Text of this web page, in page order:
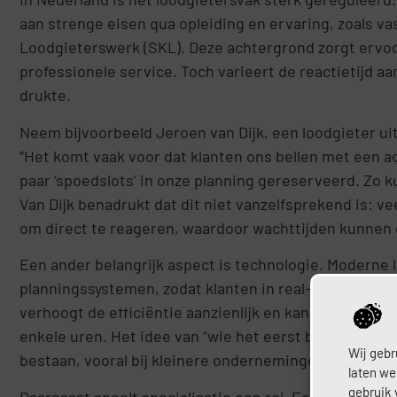
Wij
laten
gebruik
aan strenge eisen qua opleiding en ervaring, zoals
Loodgieterswerk (SKL). Deze achtergrond zorgt
professionele service. Toch varieert de reactietijd
drukte.
Neem bijvoorbeeld Jeroen van Dijk, een loodgieter
“Het komt vaak voor dat klanten ons bellen met een
paar ‘spoedslots’ in onze planning gereserveerd. Zo
Van Dijk benadrukt dat dit niet vanzelfsprekend is:
om direct te reageren, waardoor wachttijden kunnen
Een ander belangrijk aspect is technologie.
planningssystemen, zodat klanten in real-time
verhoogt de efficiëntie aanzienlijk en kan de
enkele uren. Het idee van “wie het eerst belt, wordt
bestaan, vooral bij kleinere ondernemingen zonder